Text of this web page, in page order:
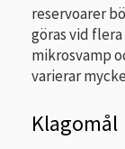
reservoarer
göras vid
mikrosvamp
varierar
Klagomål